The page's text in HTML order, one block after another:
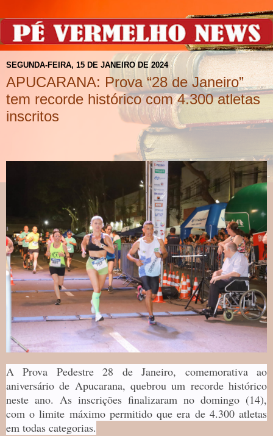
SEGUNDA-FEIRA, 15 DE JANEIRO DE 2024
APUCARANA: Prova “28 de Janeiro”
tem recorde histórico com 4.300 atletas
inscritos
A Prova Pedestre 28 de Janeiro, comemorativa ao
aniversário de Apucarana, quebrou um recorde histórico
neste ano. As inscrições finalizaram no domingo (14),
com o limite máximo permitido que era de 4.300 atletas
em todas categorias.